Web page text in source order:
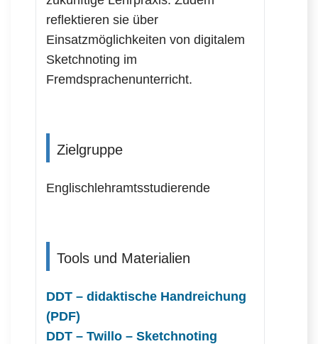
reflektieren sie über
Einsatzmöglichkeiten von digitalem
Sketchnoting im
Fremdsprachenunterricht.
Zielgruppe
Englischlehramtsstudierende
Tools und Materialien
DDT – didaktische Handreichung
(PDF)
DDT – Twillo – Sketchnoting